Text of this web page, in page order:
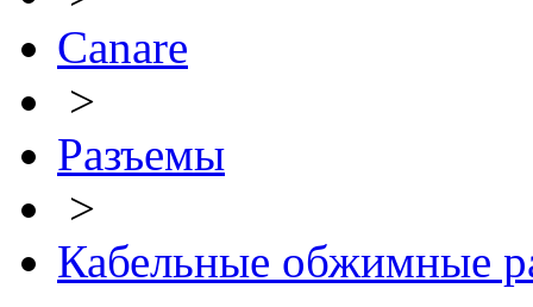
Canare
>
Разъемы
>
Кабельные обжимные